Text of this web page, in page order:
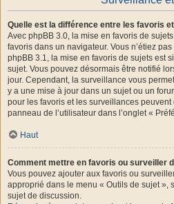
Quelle est la différence entre les favoris
Avec phpBB 3.0, la mise en favoris de
favoris dans un navigateur. Vous n’étiez
phpBB 3.1, la mise en favoris de sujets est
sujet. Vous pouvez désormais être notifié
jour. Cependant, la surveillance vous
y a une mise à jour dans un sujet ou un
pour les favoris et les surveillances
panneau de l’utilisateur dans l’onglet «
Haut
Comment mettre en favoris ou surveiller
Vous pouvez ajouter aux favoris ou
approprié dans le menu « Outils de sujet »,
sujet de discussion.